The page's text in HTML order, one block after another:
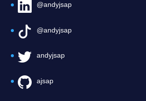
@andyjsap
@andyjsap
andyjsap
ajsap